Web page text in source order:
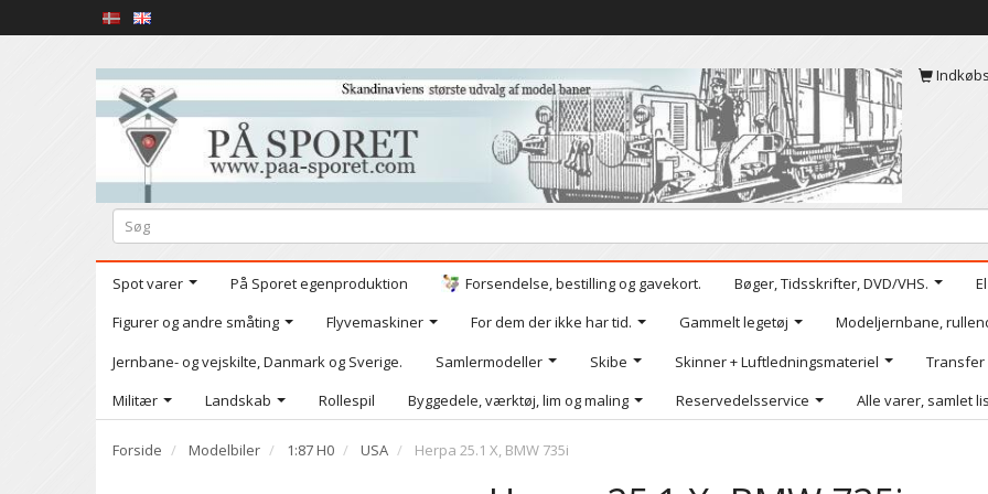
Spot varer På Sporet egenproduktion Forsendelse, bestilling og gavekort. Bøger, Tidsskrifter, DVD/VHS.
Figurer og andre småting
Flyvemaskiner For dem der ikke har tid. Gammelt legetøj
Modeljernbane,
Jernbane- og vejskilte, Danmark og Sverige.
Samlermodeller Skibe Skinner + Luftledningsmateriel
Transfer
Militær
Landskab Rollespil Byggedele, værktøj, lim og maling Reservedelsservice Alle varer, samlet
Forside Modelbiler 1:87 H0 USA Herpa 25.1 X, BMW 735i